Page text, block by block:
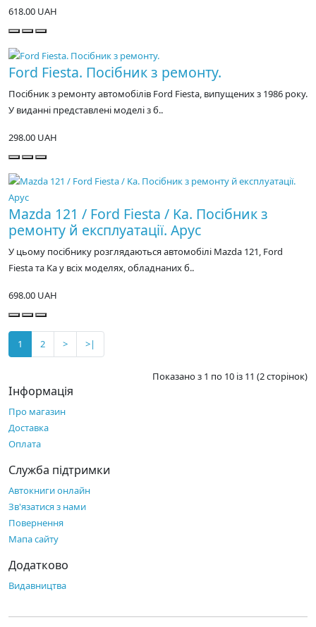
618.00 UAH
Ford Fiesta. Посібник з ремонту.
Посібник з ремонту автомобілів Ford Fiesta, випущених з 1986 року.
У виданні представлені моделі з б..
298.00 UAH
Mazda 121 / Ford Fiesta / Kа. Посібник з
ремонту й експлуатації. Арус
У цьому посібнику розглядаються автомобілі Mazda 121, Ford
Fiesta та Kа у всіх моделях, обладнаних б..
698.00 UAH
1 2 > >|
Показано з 1 по 10 із 11 (2 сторінок)
Інформація
Про магазин
Доставка
Оплата
Служба підтримки
Автокниги онлайн
Зв'язатися з нами
Повернення
Мапа сайту
Додатково
Видавництва